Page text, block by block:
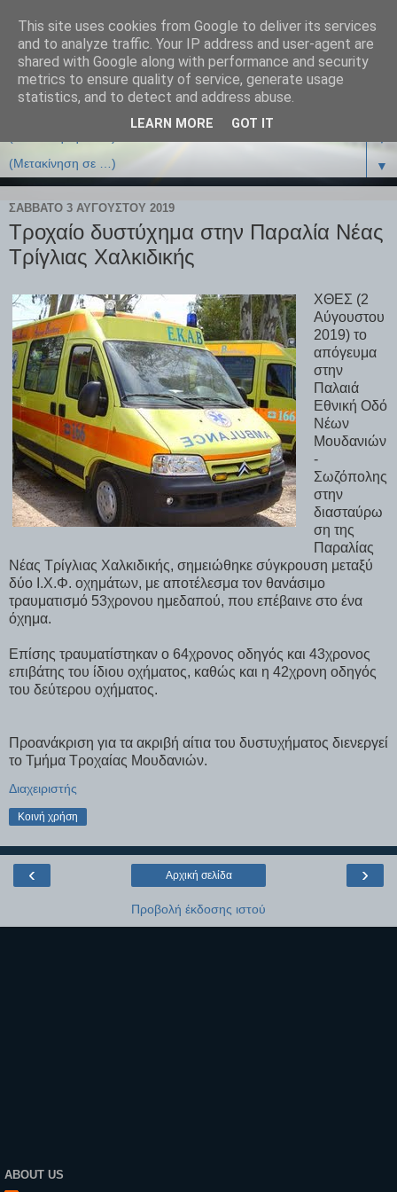
▼
▼
ΣΆΒΒΑΤΟ 3 ΑΥΓΟΎΣΤΟΥ 2019
Τροχαίο δυστύχημα στην Παραλία Νέας
Τρίγλιας Χαλκιδικής
ΧΘΕΣ (2
Αύγουστου
2019) το
απόγευμα
στην
Παλαιά
Εθνική Οδό
Νέων
Μουδανιών
-
Σωζόπολης
στην
διασταύρω
ση της
Παραλίας
Νέας Τρίγλιας Χαλκιδικής, σημειώθηκε σύγκρουση μεταξύ
δύο Ι.Χ.Φ. οχημάτων, με αποτέλεσμα τον θανάσιμο
τραυματισμό 53χρονου ημεδαπού, που επέβαινε στο ένα
όχημα.
Επίσης τραυματίστηκαν ο 64χρονος οδηγός και 43χρονος
επιβάτης του ίδιου οχήματος, καθώς και η 42χρονη οδηγός
του δεύτερου οχήματος.
Προανάκριση για τα ακριβή αίτια του δυστυχήματος διενεργεί
το Τμήμα Τροχαίας Μουδανιών.
Διαχειριστής
Κοινή χρήση
‹ ›
Αρχική σελίδα
Προβολή έκδοσης ιστού
ABOUT US
This site uses cookies from Google to deliver its services
and to analyze traffic. Your IP address and user-agent are
shared with Google along with performance and security
metrics to ensure quality of service, generate usage
statistics, and to detect and address abuse.
LEARN MORE GOT IT